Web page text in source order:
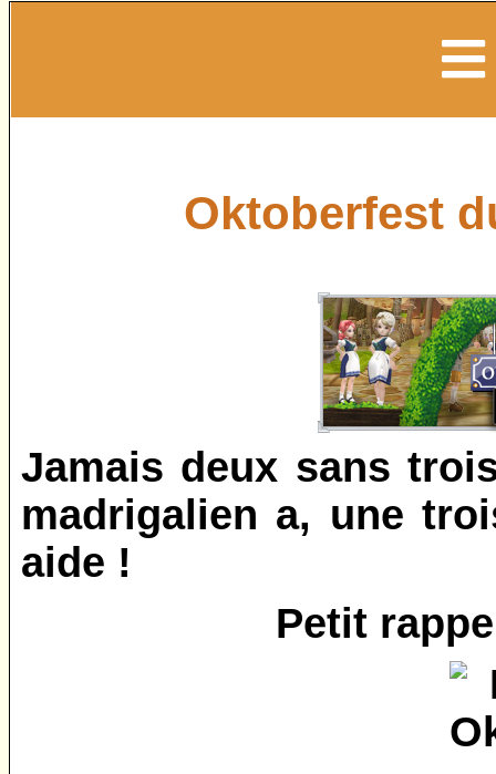
Oktoberfest
Jamais deux sans
madrigalien a, une
aide !
Petit